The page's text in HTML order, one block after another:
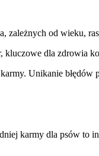
zależnych od wieku,
kluczowe dla zdrowia
Unikanie błędów
karmy dla psów to